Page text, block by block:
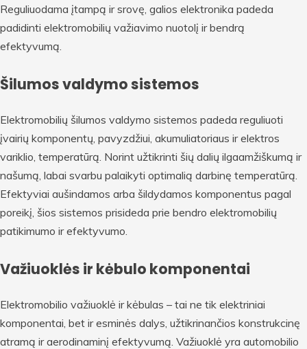
Reguliuodama įtampą ir srovę, galios elektronika padeda
padidinti elektromobilių važiavimo nuotolį ir bendrą
efektyvumą.
Šilumos valdymo sistemos
Elektromobilių šilumos valdymo sistemos padeda reguliuoti
įvairių komponentų, pavyzdžiui, akumuliatoriaus ir elektros
variklio, temperatūrą. Norint užtikrinti šių dalių ilgaamžiškumą ir
našumą, labai svarbu palaikyti optimalią darbinę temperatūrą.
Efektyviai aušindamos arba šildydamos komponentus pagal
poreikį, šios sistemos prisideda prie bendro elektromobilių
patikimumo ir efektyvumo.
Važiuoklės ir kėbulo komponentai
Elektromobilio važiuoklė ir kėbulas – tai ne tik elektriniai
komponentai, bet ir esminės dalys, užtikrinančios konstrukcinę
atramą ir aerodinaminį efektyvumą. Važiuoklė yra automobilio